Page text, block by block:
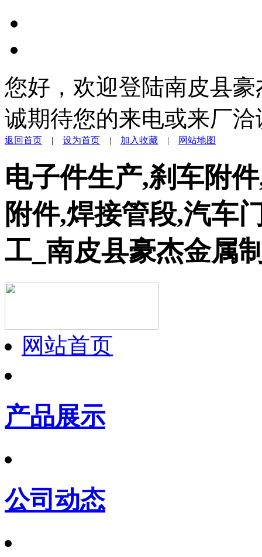
您好，欢迎登陆南皮县
诚期待您的来电或来厂洽
返回首页 | 设为首页 | 加入收藏 | 网站地图
电子件生产,刹车附
附件,焊接管段,汽车
工_南皮县豪杰金属
网站首页
产品展示
公司动态